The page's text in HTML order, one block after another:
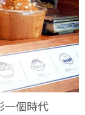
一個時代